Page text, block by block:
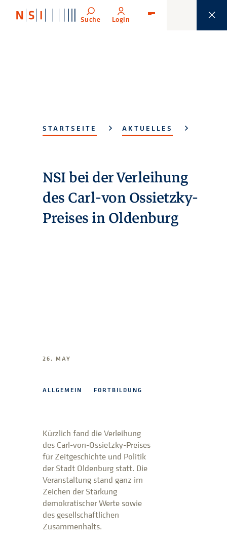
Suche Login
STARTSEITE AKTUELLES
NSI bei der Verleihung
des Carl-von Ossietzky-
Preises in Oldenburg
26. MAY
ALLGEMEIN FORTBILDUNG
Kürzlich fand die Verleihung
des Carl-von-Ossietzky-Preises
für Zeitgeschichte und Politik
der Stadt Oldenburg statt. Die
Veranstaltung stand ganz im
Zeichen der Stärkung
demokratischer Werte sowie
des gesellschaftlichen
Zusammenhalts.